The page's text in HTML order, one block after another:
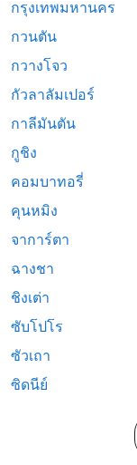
กรุงเทพมหานคร
กวนตัน
กวางโจว
กัวลาลัมเปอร์
กาลีมันตัน
กูชิง
คอมบาทอรี่
คุนหมิง
จาการ์ตา
ฉางชา
ชิงเต่า
ซับโปโร
ซัวเถา
ซิดนีย์